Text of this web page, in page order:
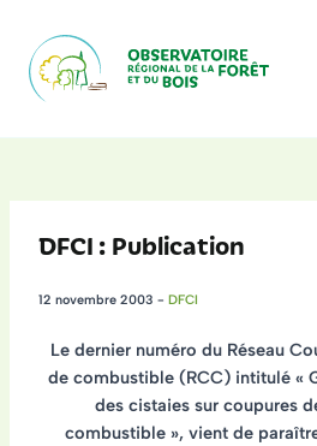
contenu
DFCI : Publication
12 novembre 2003 - DFCI
Le dernier numéro du Réseau
de combustible (RCC) intitulé «
des cistaies sur coupures
combustible », vient de